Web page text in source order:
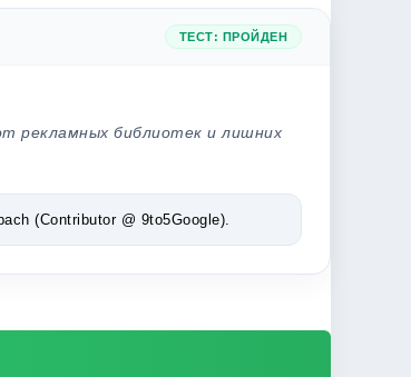
ТЕСТ: ПРОЙДЕН
рекламных библиотек и лишних
(Contributor @ 9to5Google).